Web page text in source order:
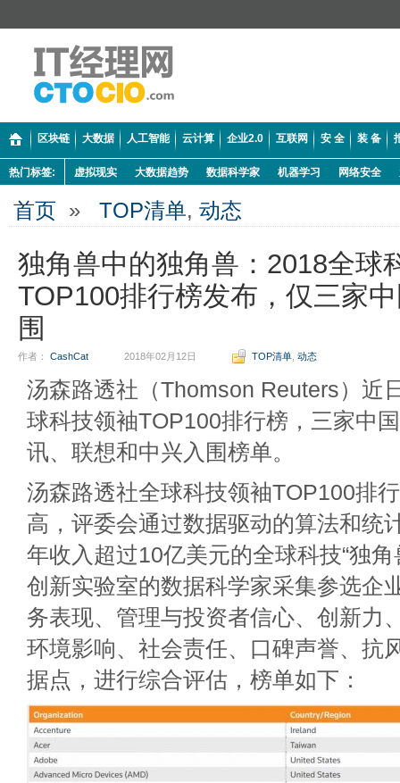
区块链 大数据 人工智能 云计算 企业2.0 互联网 安 全 装 备
热门标签: 虚拟现实 大数据趋势 数据科学家 机器学习 网络安全
首页 » TOP清单, 动态
独角兽中的独角兽：2018全球
TOP100排行榜发布，仅三家
围
作者： CashCat 2018年02月12日 TOP清单 动态
汤森路透社（Thomson Reuters）近
球科技领袖TOP100排行榜，三家中
讯、联想和中兴入围榜单。
汤森路透社全球科技领袖TOP100排
高，评委会通过数据驱动的算法和统
年收入超过10亿美元的全球科技“独
创新实验室的数据科学家采集参选企
务表现、管理与投资者信心、创新力
环境影响、社会责任、口碑声誉、抗
据点，进行综合评估，榜单如下：